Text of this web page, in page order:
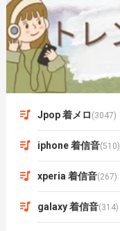
Jpop 着メロ (3047)
iphone 着信音(510)
xperia 着信音(267)
galaxy 着信音(314)